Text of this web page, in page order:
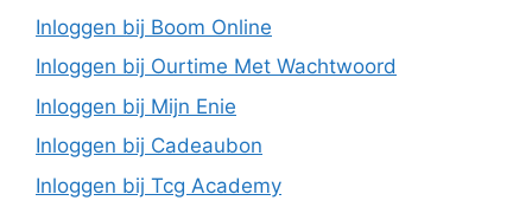
Inloggen bij Boom Online
Inloggen bij Ourtime Met Wachtwoord
Inloggen bij Mijn Enie
Inloggen bij Cadeaubon
Inloggen bij Tcg Academy